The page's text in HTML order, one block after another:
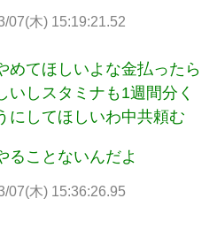
07(木) 15:19:21.52
めてほしいよな金払ったら
いしスタミナも1週間分く
にしてほしいわ中共頼む
ることないんだよ
07(木) 15:36:26.95